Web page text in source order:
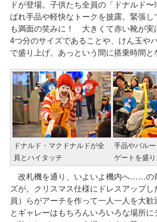
ドが登場。子供たち全員の「ドナルド〜
ばれ手品や軽快なトークを披露。緊張し
も満面の笑みに！ 大きくて赤い靴が実
4つ分のサイズであることや、けん玉や
で盛り上げ、あっという間に搭乗時間と
ドナルド・マクドナルドが全
員とハイタッチ
手品やバル
ゲートを盛り
改札機を通り、いよいよ機内へ……の
ズが。クリスマス仕様にドレスアップし
員）らがアーチを作って一人一人を大歓
とギャレーはもちろんいろいろな場所に